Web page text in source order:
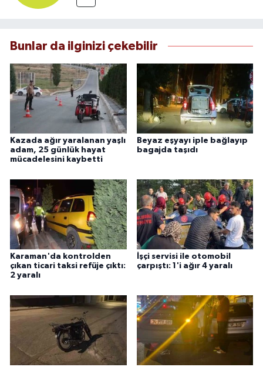
Bunlar da ilginizi çekebilir
Kazada ağır yaralanan yaşlı
adam, 25 günlük hayat
mücadelesini kaybetti
Beyaz eşyayı iple bağlayıp
bagajda taşıdı
Karaman'da kontrolden
çıkan ticari taksi refüje çıktı:
2 yaralı
İşçi servisi ile otomobil
çarpıştı: 1'i ağır 4 yaralı